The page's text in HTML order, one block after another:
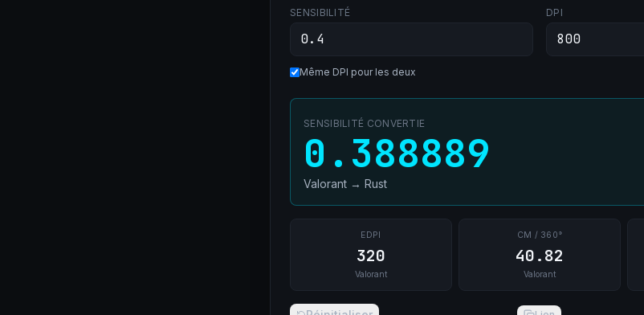
SENSIBILITÉ DPI
Même DPI pour les deux
SENSIBILITÉ CONVERTIE
0.388889
Valorant → Rust
EDPI
320
Valorant
CM / 360°
40.82
Valorant